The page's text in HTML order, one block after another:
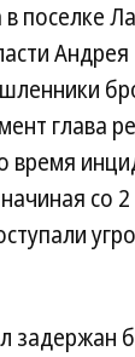
поселке
глава
время
со
задержан